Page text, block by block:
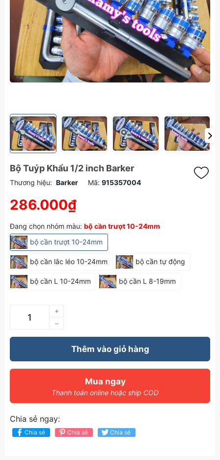
Bộ Tuýp Khẩu 1/2 inch Barker
Thương hiệu: Barker Mã: 915357004
286.000₫
Đang chọn nhóm màu: bộ cần trượt 10-24mm
bộ cần trượt 10-24mm
bộ cần lắc léo 10-24mm bộ cần tự động
bộ cần L 10-24mm bộ cần L 8-19mm
–
+
Thêm vào giỏ hàng
Mua ngay
Thanh toán online hoặc ship COD
Chia sẻ ngay:
Chia sẻ Chia sẻ Chia sẻ